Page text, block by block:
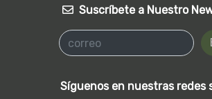
Suscríbete a Nuestro
Síguenos en nuestras redes